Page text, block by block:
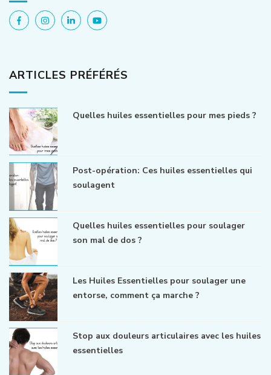
ARTICLES PRÉFÉRÉS
Quelles huiles essentielles pour mes pieds ?
Post-opération: Ces huiles essentielles qui
soulagent
Quelles huiles essentielles pour soulager
son mal de dos ?
Les Huiles Essentielles pour soulager une
entorse, comment ça marche ?
Stop aux douleurs articulaires avec les huiles
essentielles